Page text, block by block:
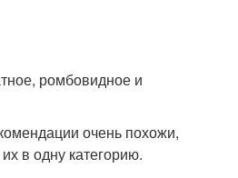
ромбовидное и
очень похожи,
в одну категорию.